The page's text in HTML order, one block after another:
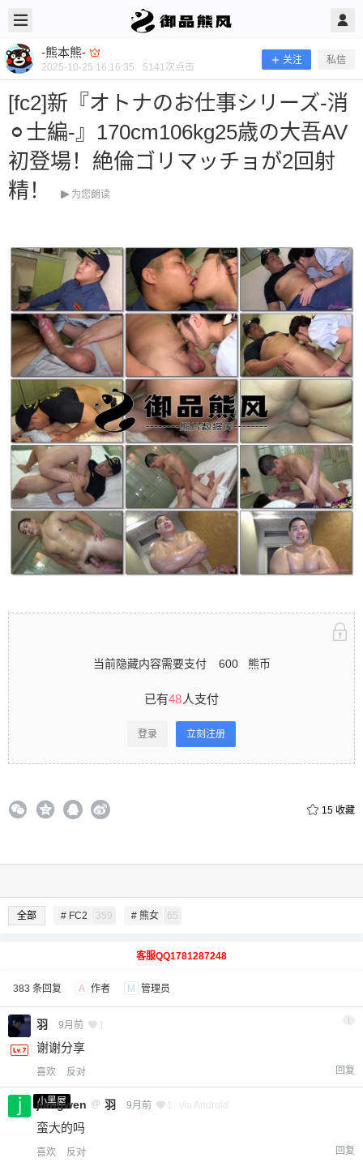
-熊本熊-
2025-10-25 16:16:35 5141次点击
关注 私信
[fc2]新『オトナのお仕事シリーズ-消
⚪︎士編-』170cm106kg25歳の大吾AV
初登場！絶倫ゴリマッチョが2回射
精！
为您朗读
当前隐藏内容需要支付 600 熊币
已有48人支付
登录 立刻注册
15 收藏
全部 # FC2 359 # 熊女 65
-熊本熊- @ 御品熊风 2025/10/25
⚪︎士編-』170cm106kg25歳の大吾AV
初登場！絶倫ゴリマッチョが2回射
精！
当前隐藏内容需要支付600熊币 已有48人支付 登录
立刻注册 0 收藏
扫描二维码继续阅读
客服QQ1781287248
383 条回复 A 作者 M 管理员
羽 9月前 1 1
谢谢分享
喜欢 反对 回复
小黑屋
jiangwen @ 羽 9月前 1 via Android
蛮大的吗
喜欢 反对 回复